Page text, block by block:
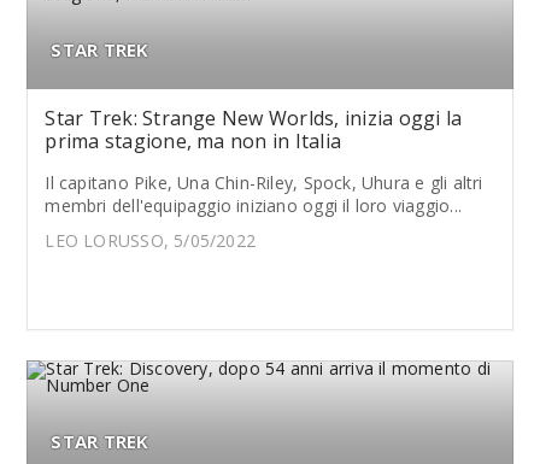
STAR TREK
Star Trek: Strange New Worlds, inizia oggi la
prima stagione, ma non in Italia
Il capitano Pike, Una Chin-Riley, Spock, Uhura e gli altri
membri dell'equipaggio iniziano oggi il loro viaggio...
LEO LORUSSO, 5/05/2022
STAR TREK